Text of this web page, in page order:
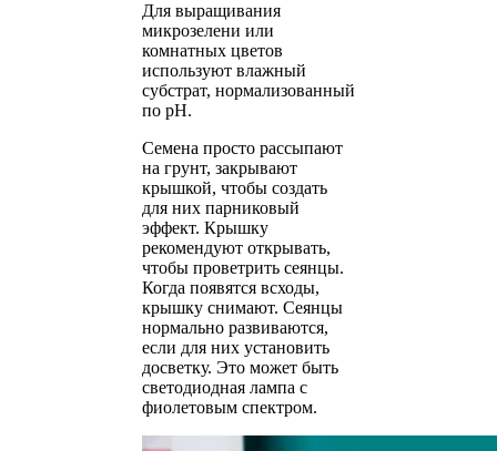
Для выращивания
микрозелени или
комнатных цветов
используют влажный
субстрат, нормализованный
по рН.
Семена просто рассыпают
на грунт, закрывают
крышкой, чтобы создать
для них парниковый
эффект. Крышку
рекомендуют открывать,
чтобы проветрить сеянцы.
Когда появятся всходы,
крышку снимают. Сеянцы
нормально развиваются,
если для них установить
досветку. Это может быть
светодиодная лампа с
фиолетовым спектром.